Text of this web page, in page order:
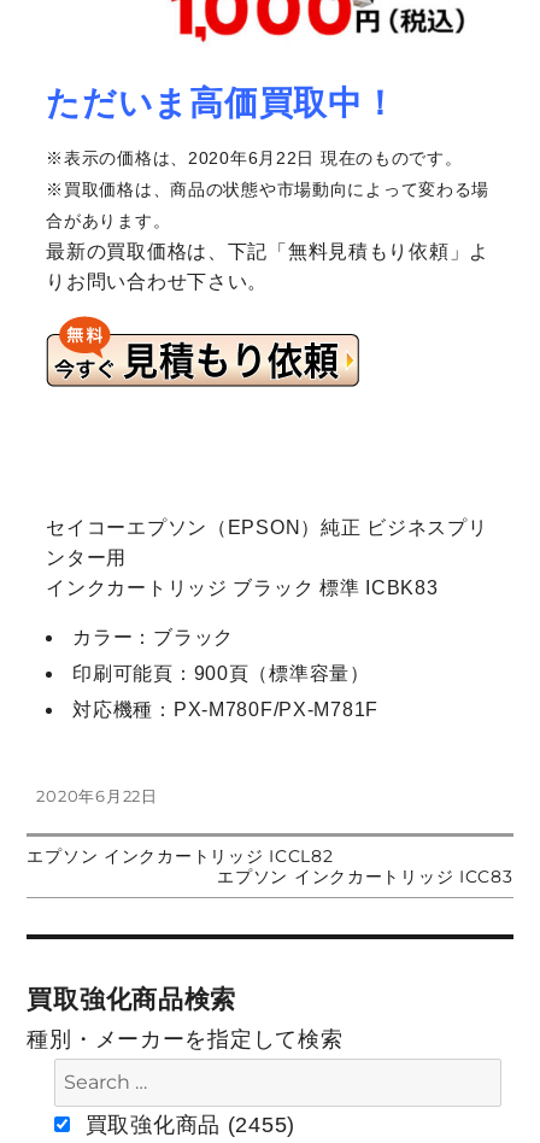
ただいま高価買取中！
※表示の価格は、2020年6月22日 現在のものです。
※買取価格は、商品の状態や市場動向によって変わる場
合があります。
最新の買取価格は、下記「無料見積もり依頼」よ
りお問い合わせ下さい。
セイコーエプソン（EPSON）純正 ビジネスプリ
ンター用
インクカートリッジ ブラック 標準 ICBK83
カラー：ブラック
印刷可能頁：900頁（標準容量）
対応機種：PX-M780F/PX-M781F
投
2020年6月22日
投
ビ
ー
前
投
エプソン インクカートリッジ ICCL82
の
稿:
エプソン インクカートリッジ ICC83
買取強化商品検索
種別・メーカーを指定して検索
買取強化商品 (2455)